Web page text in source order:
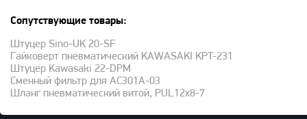
Сопутствующие товары:
Штуцер Sino-UK 20-SF
Гайковерт пневматический KAWASAKI KPT-231
Штуцер Kawasaki 22-DPM
Сменный фильтр для AC301A-03
Шланг пневматический витой, PUL12x8-7